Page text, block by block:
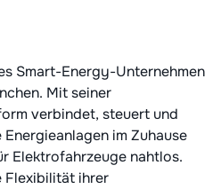
Smart-Energy-Unternehmen
Mit seiner
verbindet, steuert und
im Zuhause
Elektrofahrzeuge nahtlos.
Flexibilität ihrer